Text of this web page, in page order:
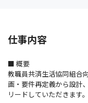
仕事内容
■ 概要
教職員共済生活協同組合
画・要件再定義から設計
リードしていただきます。